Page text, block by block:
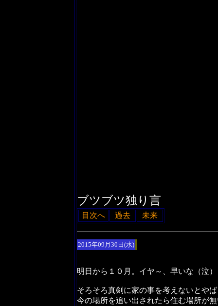
ブツブツ独り言
目次へ 過去 未来
2015年09月30日(水)
明日から１０月。イヤ～、早いな（泣）
そろそろ真剣に家の事を考えないとや
今の場所を追い出されたら住む場所が